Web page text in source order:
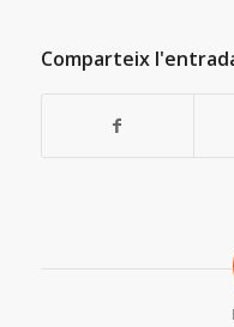
Comparteix